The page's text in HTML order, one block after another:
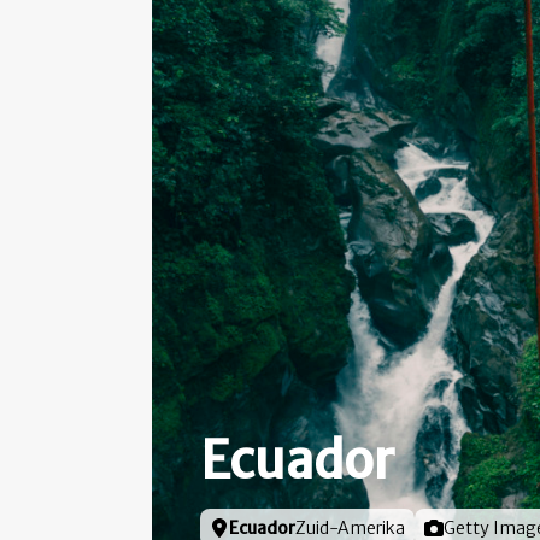
Ecuador
Locatie
EcuadorZuid-Amerika Foto door
Getty